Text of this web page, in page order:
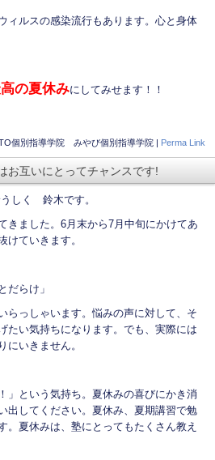
ィルスの感染流行もあります。心と身体
の夏休みにしてみせます！！
個別指導学院 みやび個別指導学院 | Perma Link
互いにとってチャンスです!
しく 鈴木です。
きました。6月末から7月中旬にかけてあ
けていきます。
だらけ」
らっしゃいます。悩みの声に対して、そ
たい気持ちになります。でも、実際には
にいきません。
」という気持ち。夏休みの喜びにかき消
出してください。夏休み、夏期講習で勉
。夏休みは、塾にとってもたくさん教え